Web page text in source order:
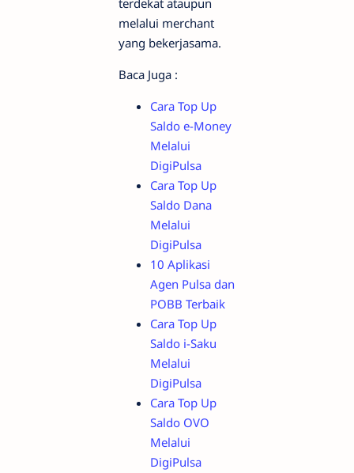
terdekat ataupun
melalui merchant
yang bekerjasama.
Baca Juga :
Cara Top Up
Saldo e-Money
Melalui
DigiPulsa
Cara Top Up
Saldo Dana
Melalui
DigiPulsa
10 Aplikasi
Agen Pulsa dan
POBB Terbaik
Cara Top Up
Saldo i-Saku
Melalui
DigiPulsa
Cara Top Up
Saldo OVO
Melalui
DigiPulsa